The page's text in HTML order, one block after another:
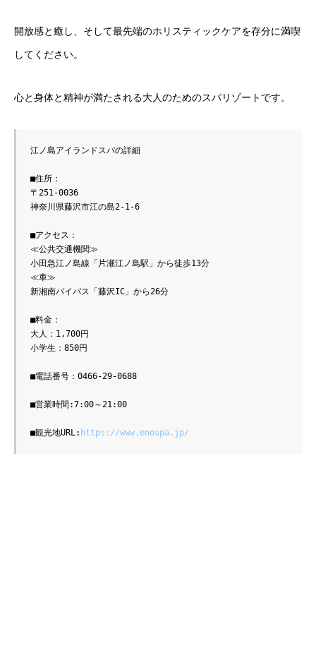
開放感と癒し、そして最先端のホリスティックケアを存分に満喫
してください。
心と身体と精神が満たされる大人のためのスパリゾートです。
江ノ島アイランドスパの詳細
■住所：
〒251-0036
神奈川県藤沢市江の島2-1-6
■アクセス：
≪公共交通機関≫
小田急江ノ島線「片瀬江ノ島駅」から徒歩13分
≪車≫
新湘南バイパス「藤沢IC」から26分
■料金：
大人：1,700円
小学生：850円
■電話番号：0466-29-0688
■営業時間:7:00～21:00
■観光地URL: https://www.enospa.jp/